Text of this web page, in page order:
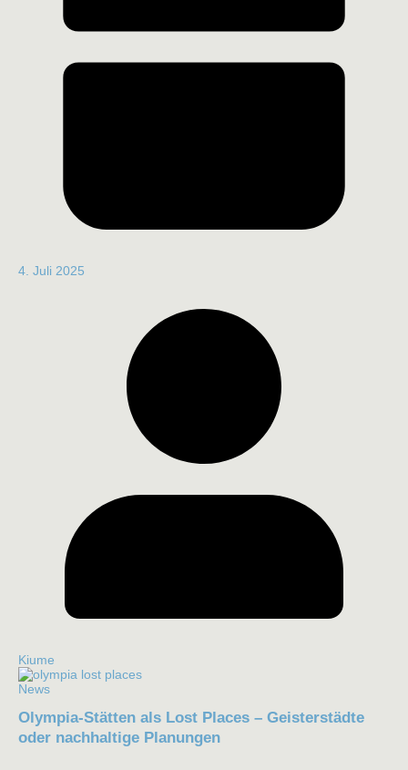
4. Juli 2025
Kiume
News
Olympia-Stätten als Lost Places – Geisterstädte
oder nachhaltige Planungen